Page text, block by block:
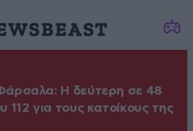
Η δεύτερη σε 48
για τους κατοίκους της